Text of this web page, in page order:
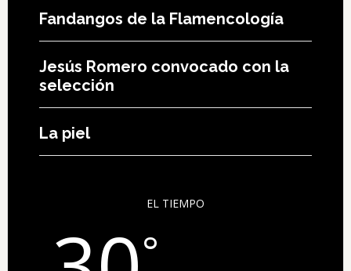
Fandangos de la Flamencología
Jesús Romero convocado con la
selección
La piel
EL TIEMPO
°